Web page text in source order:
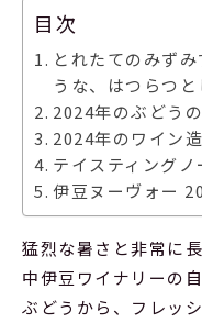
目次
とれたてのみず
うな、はつらつ
2024年のぶどう
2024年のワイン
テイスティングノ
伊豆ヌーヴォー
猛烈な暑さと非常に
中伊豆ワイナリーの
ぶどうから、フレッ